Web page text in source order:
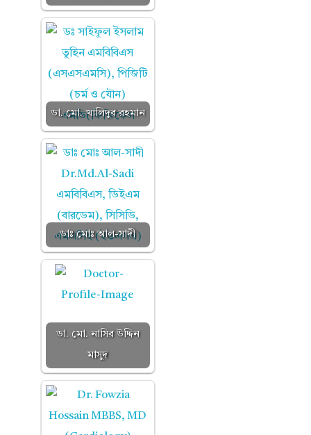
ডা. মো. খালিদুর রহমান
ডাঃ মোঃ আল-সাদী
ডা. মো. নাসির উদ্দিন
মাসুদ